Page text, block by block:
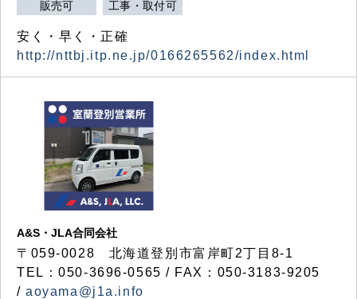
販売可 工事・取付可
安く・早く・正確
http://nttbj.itp.ne.jp/0166265562/index.html
A&S・JLA合同会社
〒 059-0028 北海道登別市富岸町2丁目 8-1
TEL：050-3696-0565 / FAX：050-3183-9205
/aoyama@j1a.info